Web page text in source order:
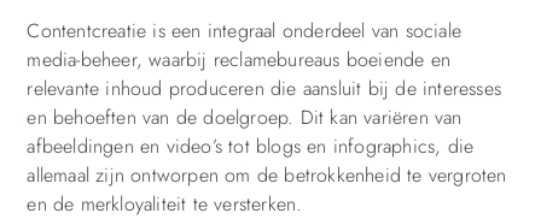
Contentcreatie is een integraal onderdeel van sociale
media-beheer, waarbij reclamebureaus boeiende en
relevante inhoud produceren die aansluit bij de interesses
en behoeften van de doelgroep. Dit kan variëren van
afbeeldingen en video’s tot blogs en infographics, die
allemaal zijn ontworpen om de betrokkenheid te vergroten
en de merkloyaliteit te versterken.